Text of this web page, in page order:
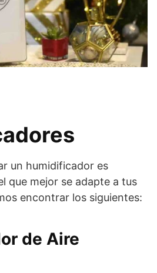
un humidificador es
que mejor se adapte a tus
encontrar los siguientes:
de Aire